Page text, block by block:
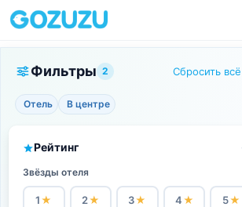
Фильтры 2 Сбросить всё
Отель В центре
Рейтинг
Звёзды отеля
1★ 2★ 3★ 4★ 5★